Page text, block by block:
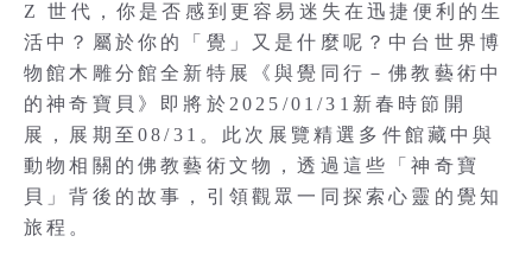
Z 世代，你是否感到更容易迷失在迅捷便利的生
活中？屬於你的「覺」又是什麼呢？中台世界博
物館木雕分館全新特展《與覺同行－佛教藝術中
的神奇寶貝》即將於2025/01/31新春時節開
展，展期至08/31。此次展覽精選多件館藏中與
動物相關的佛教藝術文物，透過這些「神奇寶
貝」背後的故事，引領觀眾一同探索心靈的覺知
旅程。